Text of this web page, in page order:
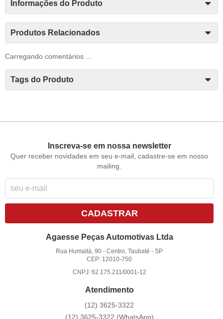
Informações do Produto
Produtos Relacionados
Carregando comentários ...
Tags do Produto
Inscreva-se em nossa newsletter
Quer receber novidades em seu e-mail, cadastre-se em nosso
mailing.
CADASTRAR
Agaesse Peças Automotivas Ltda
Rua Humaitá, 90 -Centro, Taubaté -SP
CEP: 12010-750
CNPJ: 62.175.211/0001-12
Atendimento
(12) 3625-3322
(12) 3625-3322 (WhatsApp)